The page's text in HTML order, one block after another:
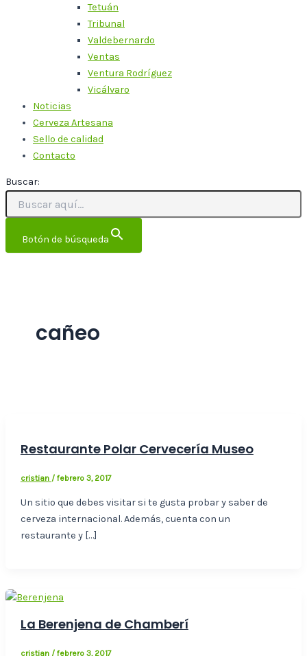
Tetuán
Tribunal
Valdebernardo
Ventas
Ventura Rodríguez
Vicálvaro
Noticias
Cerveza Artesana
Sello de calidad
Contacto
Buscar:
Botón de búsqueda
cañeo
Restaurante Polar Cervecería Museo
cristian / febrero 3, 2017
Un sitio que debes visitar si te gusta probar y saber de
cerveza internacional. Además, cuenta con un
restaurante y […]
La Berenjena de Chamberí
cristian / febrero 3, 2017